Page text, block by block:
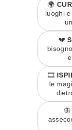
🌍
luoghi
💔
🎞️
le